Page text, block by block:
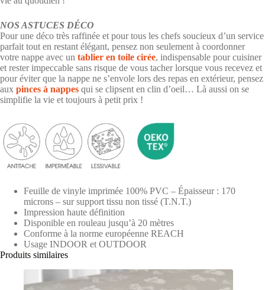
NOS ASTUCES DÉCO
Pour une déco très raffinée et pour tous les chefs soucieux d’un service
parfait tout en restant élégant, pensez non seulement à coordonner
votre nappe avec un tablier en toile cirée, indispensable pour cuisiner
et rester impeccable sans risque de vous tacher lorsque vous recevez et
pour éviter que la nappe ne s’envole lors des repas en extérieur, pensez
aux pinces à nappes qui se clipsent en clin d’oeil… Là aussi on se
simplifie la vie et toujours à petit prix !
Feuille de vinyle imprimée 100% PVC – Épaisseur : 170
microns – sur support tissu non tissé (T.N.T.)
Impression haute définition
Disponible en rouleau jusqu’à 20 mètres
Conforme à la norme européenne REACH
Usage INDOOR et OUTDOOR
Produits similaires